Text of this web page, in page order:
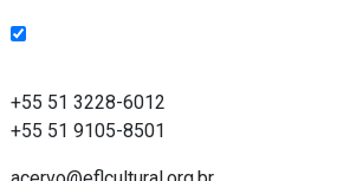
+55 51 3228-6012
+55 51 9105-8501